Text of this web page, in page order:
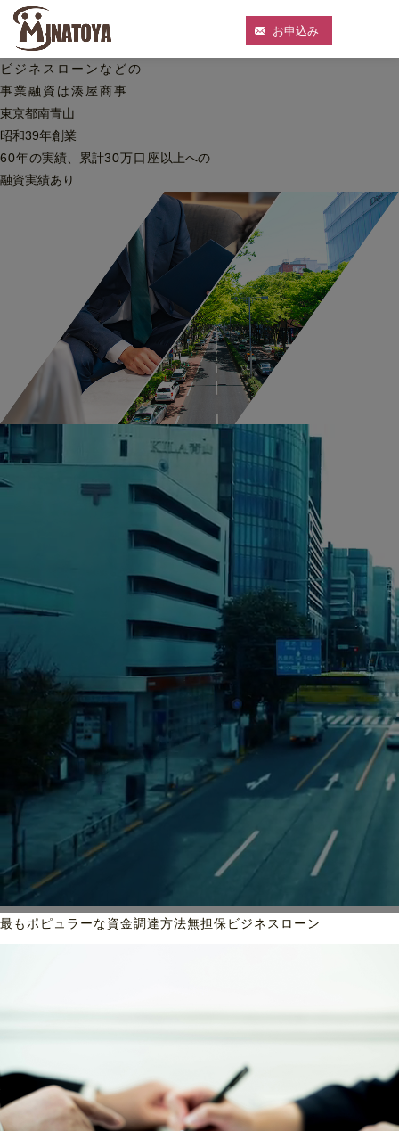
お申込み
ビジネスローンなどの
事業融資は湊屋商事
東京都南青山
昭和39年創業
60年の実績、累計30万口座 以上への
融資実績あり
最もポピュラーな資金調達方法無担保ビジネスローン